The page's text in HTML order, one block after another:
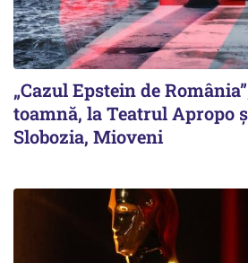
„Cazul Epstein de
toamnă, la Teatrul Apropo
Slobozia, Mioveni